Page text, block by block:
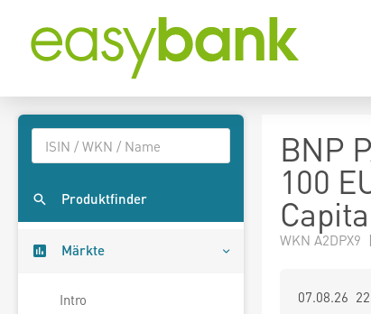
Produktfinder
Märkte
Intro
BNP
100
WKN
07.08.26